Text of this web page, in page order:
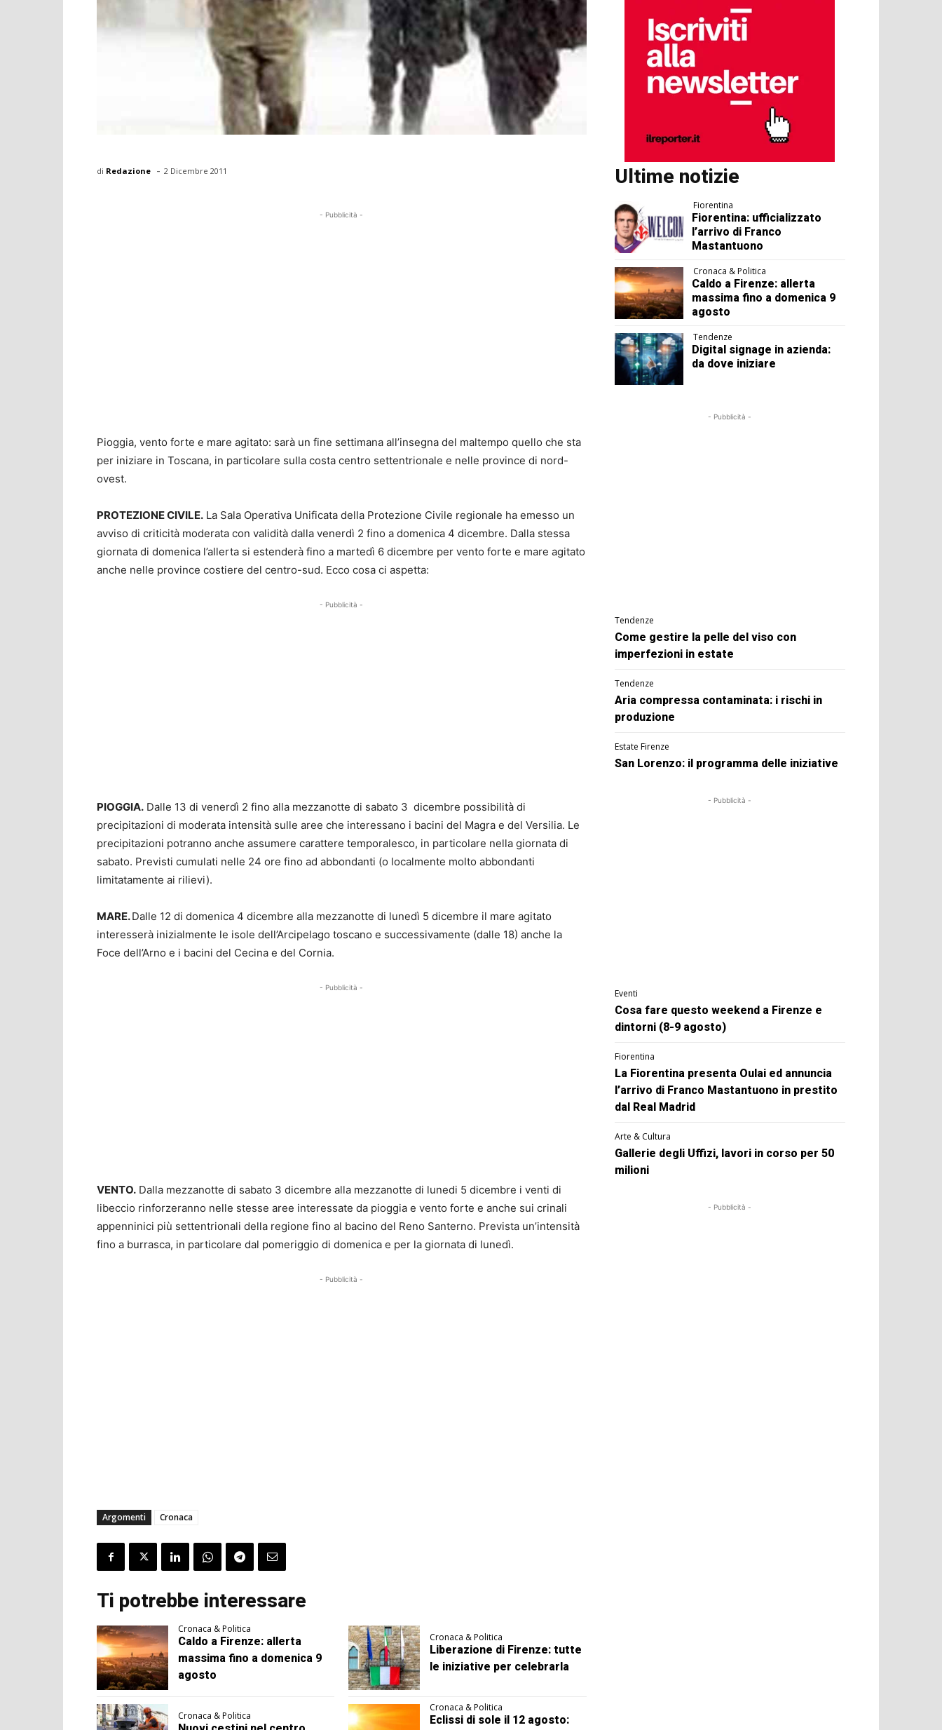
di Redazione - 2 Dicembre 2011
- Pubblicità -
Pioggia, vento forte e mare agitato: sarà un fine settimana all’insegna del maltempo quello che sta
per iniziare in Toscana, in particolare sulla costa centro settentrionale e nelle province di nord-
ovest.
PROTEZIONE CIVILE. La Sala Operativa Unificata della Protezione Civile regionale ha emesso un
avviso di criticità moderata con validità dalla venerdì 2 fino a domenica 4 dicembre. Dalla stessa
giornata di domenica l’allerta si estenderà fino a martedì 6 dicembre per vento forte e mare agitato
anche nelle province costiere del centro-sud. Ecco cosa ci aspetta:
- Pubblicità -
PIOGGIA. Dalle 13 di venerdì 2 fino alla mezzanotte di sabato 3 dicembre possibilità di
precipitazioni di moderata intensità sulle aree che interessano i bacini del Magra e del Versilia. Le
precipitazioni potranno anche assumere carattere temporalesco, in particolare nella giornata di
sabato. Previsti cumulati nelle 24 ore fino ad abbondanti (o localmente molto abbondanti
limitatamente ai rilievi).
MARE.Dalle 12 di domenica 4 dicembre alla mezzanotte di lunedì 5 dicembre il mare agitato
interesserà inizialmente le isole dell’Arcipelago toscano e successivamente (dalle 18) anche la
Foce dell’Arno e i bacini del Cecina e del Cornia.
- Pubblicità -
VENTO. Dalla mezzanotte di sabato 3 dicembre alla mezzanotte di lunedi 5 dicembre i venti di
libeccio rinforzeranno nelle stesse aree interessate da pioggia e vento forte e anche sui crinali
appenninici più settentrionali della regione fino al bacino del Reno Santerno. Prevista un’intensità
fino a burrasca, in particolare dal pomeriggio di domenica e per la giornata di lunedì.
- Pubblicità -
Argomenti Cronaca
Ti potrebbe interessare
Cronaca & Politica
Caldo a Firenze: allerta
massima fino a domenica 9
agosto
Cronaca & Politica
Liberazione di Firenze: tutte
le iniziative per celebrarla
Cronaca & Politica
Cronaca & Politica
Eclissi di sole il 12 agosto:
Ultime notizie
Fiorentina
Fiorentina: ufficializzato
l’arrivo di Franco
Mastantuono
Cronaca & Politica
Caldo a Firenze: allerta
massima fino a domenica 9
agosto
Tendenze
Digital signage in azienda:
da dove iniziare
- Pubblicità -
Tendenze
Come gestire la pelle del viso con
imperfezioni in estate
Tendenze
Aria compressa contaminata: i rischi in
produzione
Estate Firenze
San Lorenzo: il programma delle iniziative
- Pubblicità -
Eventi
Cosa fare questo weekend a Firenze e
dintorni (8-9 agosto)
Fiorentina
La Fiorentina presenta Oulai ed annuncia
l’arrivo di Franco Mastantuono in prestito
dal Real Madrid
Arte & Cultura
Gallerie degli Uffizi, lavori in corso per 50
milioni
- Pubblicità -